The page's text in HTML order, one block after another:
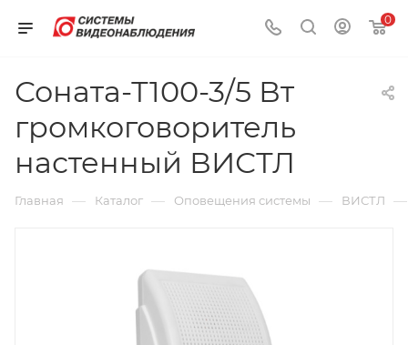
0
Соната-Т100-3/5 Вт
громкоговоритель
настенный ВИСТЛ
Главная — Каталог — Оповещения системы — ВИСТЛ —